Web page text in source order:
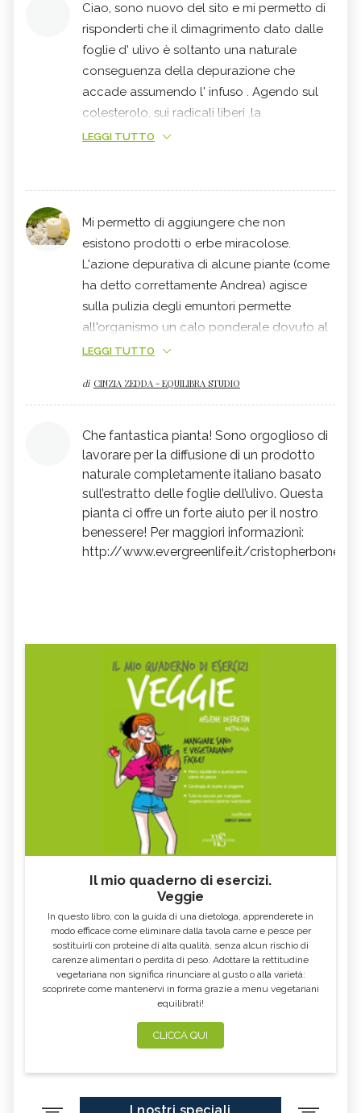
Ciao, sono nuovo del sito e mi permetto di
risponderti che il dimagrimento dato dalle
foglie d' ulivo è soltanto una naturale
conseguenza della depurazione che
accade assumendo l' infuso . Agendo sul
colesterolo, sui radicali liberi ,la
depurazione di
su:evergreenlife.it/andreaburelli assieme a
tantissime testimonianze di clienti. Andrea
LEGGI TUTTO
Mi permetto di aggiungere che non
esistono prodotti o erbe miracolose.
L'azione depurativa di alcune piante (come
ha detto correttamente Andrea) agisce
sulla pulizia degli emuntori permette
all'organismo un calo ponderale dovuto al
fatto che il fegato e gli altri emuntori
Per il resto sono la volontà e la disciplina
alle foglie di ulivo. Sono "anti commerciale"
e chiedo scusa per la mia mancanza
d'adeguamento in questo senso ma
preferisco delegare i "successi" alla volontà
e alla consapevolezza di come siamo fatti
piuttosto che a prodotti pseudo miracolosi.
Questo in fondo è il mio lavoro
LEGGI TUTTO
di CINZIA ZEDDA - EQUILIBRA STUDIO
Che fantastica pianta! Sono orgoglioso di
lavorare per la diffusione di un prodotto
naturale completamente italiano basato
sull’estratto delle foglie dell’ulivo. Questa
pianta ci offre un forte aiuto per il nostro
benessere! Per maggiori informazioni:
http://www.evergreenlife.it/cristopherbonetti
Il mio quaderno di esercizi.
Veggie
In questo libro, con la guida di una dietologa, apprenderete in
modo efficace come eliminare dalla tavola carne e pesce per
sostituirli con proteine di alta qualità, senza alcun rischio di
carenze alimentari o perdita di peso. Adottare la rettitudine
vegetariana non significa rinunciare al gusto o alla varietà:
scoprirete come mantenervi in forma grazie a menu vegetariani
equilibrati!
CLICCA QUI
I nostri speciali